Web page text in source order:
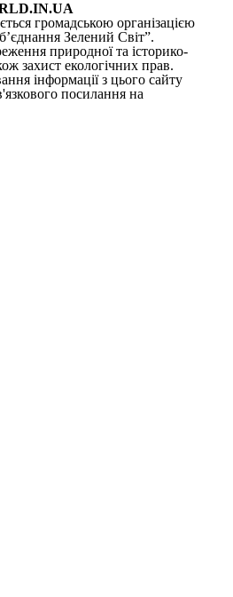
громадською організацією
Зелений Світ”.
природної та історико-
захист екологічних прав.
інформації з цього сайту
посилання на